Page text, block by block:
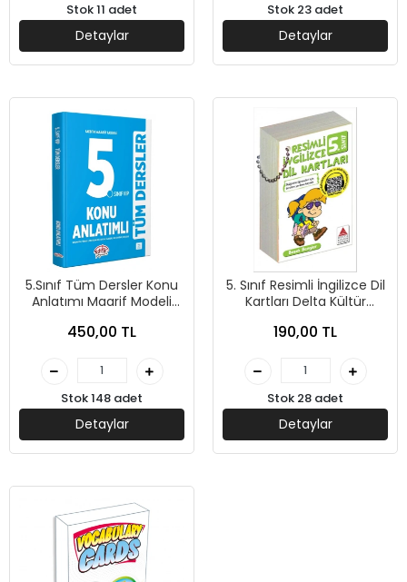
Stok 11 adet
Detaylar
Stok 23 adet
Detaylar
5.Sınıf Tüm Dersler Konu
Anlatımı Maarif Modeli
Yayınları
450,00 TL
Stok 148 adet
Detaylar
5. Sınıf Resimli İngilizce Dil
Kartları Delta Kültür
190,00 TL
Stok 28 adet
Detaylar